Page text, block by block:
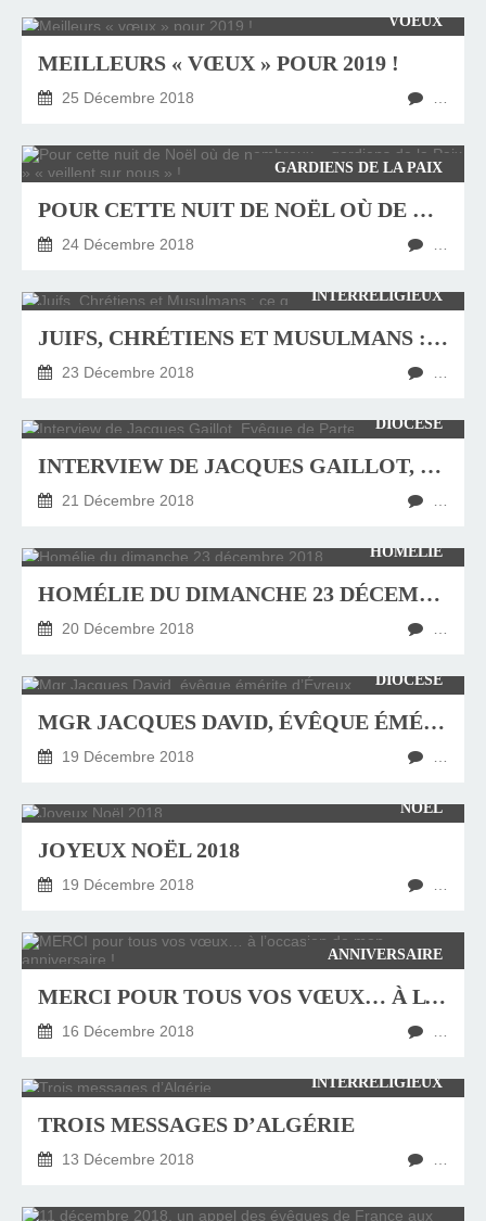
VOEUX
MEILLEURS « VŒUX » POUR 2019 !
25 Décembre 2018
GARDIENS DE LA PAIX
POUR CETTE NUIT DE NOËL OÙ DE NOMBREUX « GARDIENS DE LA PAIX » « VEILLENT SUR NOUS » !
24 Décembre 2018
INTERRELIGIEUX
JUIFS, CHRÉTIENS ET MUSULMANS : CE QUI NOUS RÉUNIT !
23 Décembre 2018
DIOCÈSE
INTERVIEW DE JACQUES GAILLOT, EVÊQUE DE PARTENIA
21 Décembre 2018
HOMÉLIE
HOMÉLIE DU DIMANCHE 23 DÉCEMBRE 2018
20 Décembre 2018
DIOCÈSE
MGR JACQUES DAVID, ÉVÊQUE ÉMÉRITE D’ÉVREUX, EST DÉCÉDÉ
19 Décembre 2018
NOËL
JOYEUX NOËL 2018
19 Décembre 2018
ANNIVERSAIRE
MERCI POUR TOUS VOS VŒUX… À L’OCCASION DE MON ANNIVERSAIRE !
16 Décembre 2018
INTERRELIGIEUX
TROIS MESSAGES D’ALGÉRIE
13 Décembre 2018